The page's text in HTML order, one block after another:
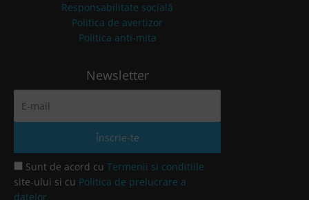
Responsabilitate socială
Politica de avertizor
Politica anti-mita
Newsletter
Sunt de acord cu Termenii si conditiile
site-ului si cu Politica de prelucrare a
datelor